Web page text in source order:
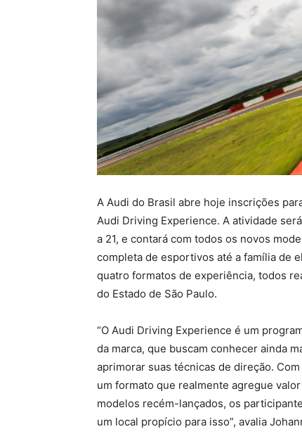
A Audi do Brasil abre hoje inscrições
Audi Driving Experience. A atividade
a 21, e contará com todos os novos
completa de esportivos até a família de
quatro formatos de experiência, todos
do Estado de São Paulo.
“O Audi Driving Experience é um
da marca, que buscam conhecer ainda
aprimorar suas técnicas de direção.
um formato que realmente agregue
modelos recém-lançados, os
um local propício para isso”, avalia